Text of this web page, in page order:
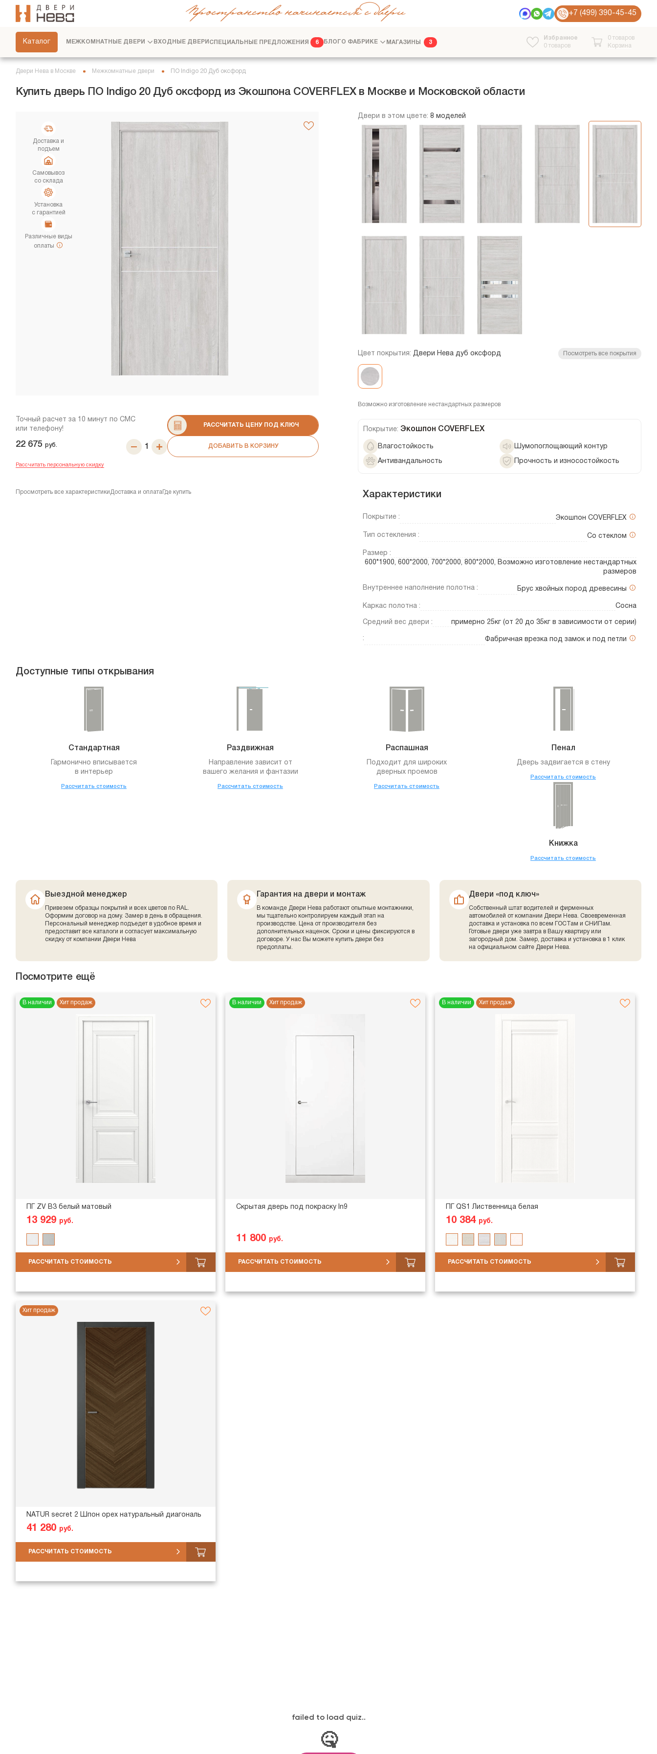
Пространство начинается с двери +7 (499) 390-45-45
Каталог
СКРЫТЫЕ ДВЕРИ
ДЕКОРАТИВНЫЕ РЕЙКИ
СЕРВИС
МЕЖКОМНАТНЫЕ ДВЕРИ ВХОДНЫЕ ДВЕРИ СПЕЦИАЛЬНЫЕ ПРЕДЛОЖЕНИЯ 6 БЛОГО ФАБРИКЕ
МАГАЗИНЫ 3
Избранное
0 товаров
0 товаров
Корзина
Двери Нева в Москве Межкомнатные двери ПО Indigo 20 Дуб оксфорд
Купить дверь ПО Indigo 20 Дуб оксфорд из Экошпона COVERFLEX в Москве и Московской области
Доставка и
подъем
Самовывоз
со склада
Установка
с гарантией
Различные виды
оплаты
Точный расчет за 10 минут по СМС
или телефону!
22 675 руб.
РАССЧИТАТЬ ЦЕНУ ПОД КЛЮЧ
ДОБАВИТЬ В КОРЗИНУ
Рассчитать персональную скидку
Просмотреть все характеристики Доставка и оплата Где купить
Двери в этом цвете: 8 моделей
Цвет покрытия: Двери Нева дуб оксфорд Посмотреть все покрытия
Возможно изготовление нестандартных размеров
Покрытие: Экошпон COVERFLEX
Влагостойкость Шумопоглощающий контур
Антивандальность Прочность и износостойкость
Характеристики
Покрытие : Экошпон COVERFLEX
Тип остекления : Со стеклом
Размер :
600*1900, 600*2000, 700*2000, 800*2000, Возможно изготовление нестандартных
размеров
Внутреннее наполнение полотна : Брус хвойных пород древесины
Каркас полотна : Сосна
Средний вес двери : примерно 25кг (от 20 до 35кг в зависимости от серии)
: Фабричная врезка под замок и под петли
Доступные типы открывания
Стандартная
Гармонично вписывается
в интерьер
Рассчитать стоимость
Раздвижная
Направление зависит от
вашего желания и фантазии
Рассчитать стоимость
Распашная
Подходит для широких
дверных проемов
Рассчитать стоимость
Пенал
Дверь задвигается в стену
Рассчитать стоимость
Книжка
Рассчитать стоимость
Выездной менеджер
Привезем образцы покрытий и всех цветов по RAL.
Оформим договор на дому. Замер в день в обращения.
Персональный менеджер подъедет в удобное время и
предоставит все каталоги и согласует максимальную
скидку от компании Двери Нева
Гарантия на двери и монтаж
В команде Двери Нева работают опытные монтажники,
мы тщательно контролируем каждый этап на
производстве. Цена от производителя без
дополнительных наценок. Сроки и цены фиксируются в
договоре. У нас Вы можете купить двери без
предоплаты.
Двери «под ключ»
Собственный штат водителей и фирменных
автомобилей от компании Двери Нева. Своевременная
доставка и установка по всем ГОСТам и СНИПам.
Готовые двери уже завтра в Вашу квартиру или
загородный дом. Замер, доставка и установка в 1 клик
на официальном сайте Двери Нева.
Посмотрите ещё
В наличии Хит продаж
ПГ ZV В3 белый матовый
13 929 руб.
РАССЧИТАТЬ СТОИМОСТЬ
В наличии Хит продаж
Скрытая дверь под покраску In9
11 800 руб.
РАССЧИТАТЬ СТОИМОСТЬ
В наличии Хит продаж
ПГ QS1 Лиственница белая
10 384 руб.
РАССЧИТАТЬ СТОИМОСТЬ
Хит продаж
NATUR secret 2 Шпон орех натуральный диагональ
41 280 руб.
РАССЧИТАТЬ СТОИМОСТЬ